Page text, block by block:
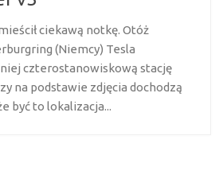
ciekawą notkę. Otóż
(Niemcy) Tesla
czterostanowiskową stację
na podstawie zdjęcia dochodzą
być to lokalizacja...